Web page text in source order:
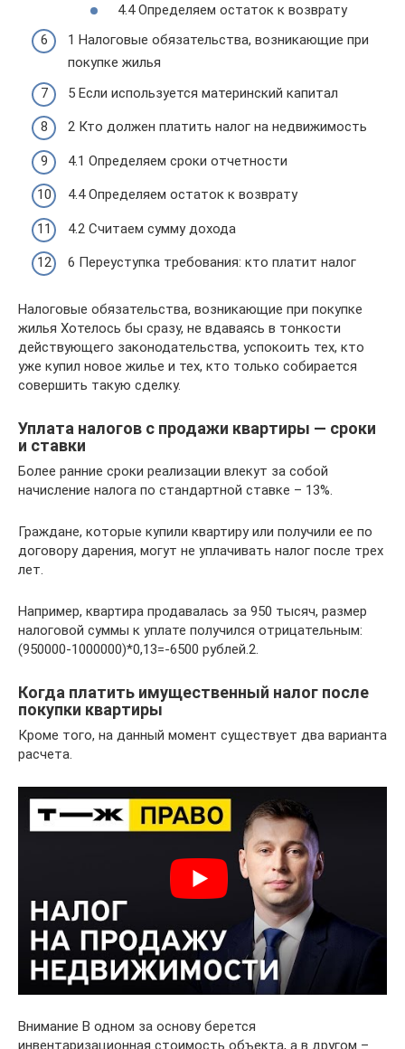
4.4 Определяем остаток к возврату
1 Налоговые обязательства, возникающие при
покупке жилья
5 Если используется материнский капитал
2 Кто должен платить налог на недвижимость
4.1 Определяем сроки отчетности
4.4 Определяем остаток к возврату
4.2 Считаем сумму дохода
6 Переуступка требования: кто платит налог
Налоговые обязательства, возникающие при покупке
жилья Хотелось бы сразу, не вдаваясь в тонкости
действующего законодательства, успокоить тех, кто
уже купил новое жилье и тех, кто только собирается
совершить такую сделку.
Уплата налогов с продажи квартиры — сроки
и ставки
Более ранние сроки реализации влекут за собой
начисление налога по стандартной ставке – 13%.
Граждане, которые купили квартиру или получили ее по
договору дарения, могут не уплачивать налог после трех
лет.
Например, квартира продавалась за 950 тысяч, размер
налоговой суммы к уплате получился отрицательным:
(950000-1000000)*0,13=-6500 рублей.2.
Когда платить имущественный налог после
покупки квартиры
Кроме того, на данный момент существует два варианта
расчета.
Внимание В одном за основу берется
инвентаризационная стоимость объекта, а в другом –